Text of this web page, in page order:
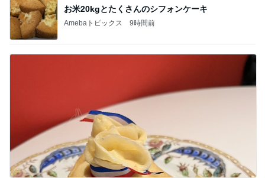
お米20kgとたくさんのシフォンケーキ
Amebaトピックス 9時間前